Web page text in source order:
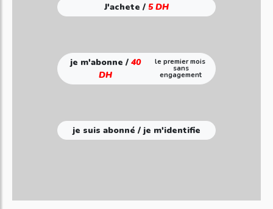
J'achete / 5 DH
je m'abonne /40
DH
le premier mois
sans
engagement
je suis abonné / je m'identifie